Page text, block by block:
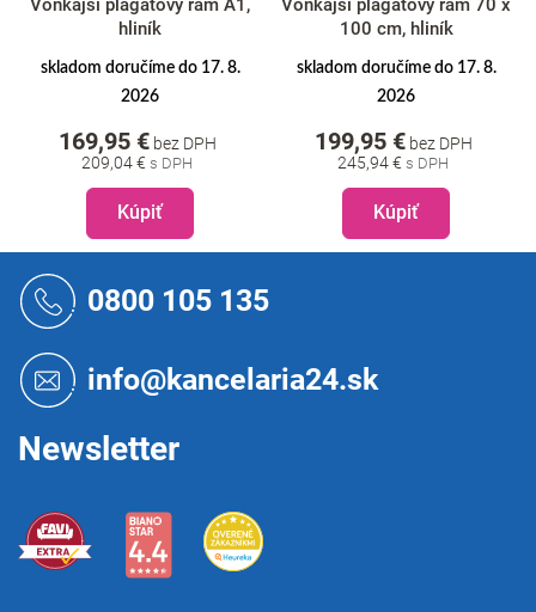
Vonkajší plagátový rám A1,
hliník
skladom doručíme do 17. 8.
2026
209,04 €
169,95 €bez DPH
Kúpiť
Vonkajší plagátový rám 70 x
100 cm, hliník
skladom doručíme do 17. 8.
2026
245,94 €
199,95 €bez DPH
Kúpiť
0800 105 135
info@kancelaria24.sk
Newsletter